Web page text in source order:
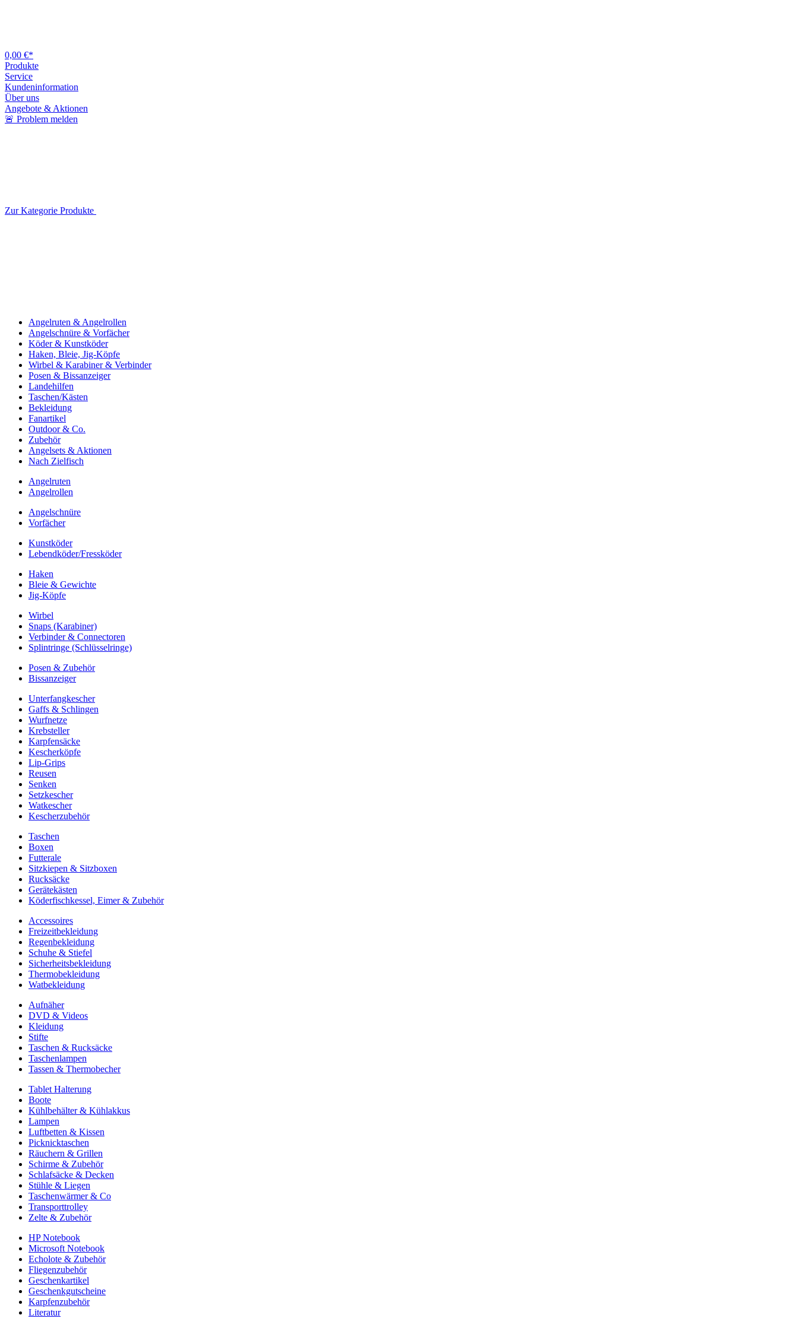
0,00 €*
Produkte
Service
Kundeninformation
Über uns
Angebote & Aktionen
🚨 Problem melden
Zur Kategorie Produkte
Angelruten & Angelrollen
Angelschnüre & Vorfächer
Köder & Kunstköder
Haken, Bleie, Jig-Köpfe
Wirbel & Karabiner & Verbinder
Posen & Bissanzeiger
Landehilfen
Taschen/Kästen
Bekleidung
Fanartikel
Outdoor & Co.
Zubehör
Angelsets & Aktionen
Nach Zielfisch
Angelruten
Angelrollen
Angelschnüre
Vorfächer
Kunstköder
Lebendköder/Fressköder
Haken
Bleie & Gewichte
Jig-Köpfe
Wirbel
Snaps (Karabiner)
Verbinder & Connectoren
Splintringe (Schlüsselringe)
Posen & Zubehör
Bissanzeiger
Unterfangkescher
Gaffs & Schlingen
Wurfnetze
Krebsteller
Karpfensäcke
Kescherköpfe
Lip-Grips
Reusen
Senken
Setzkescher
Watkescher
Kescherzubehör
Taschen
Boxen
Futterale
Sitzkiepen & Sitzboxen
Rucksäcke
Gerätekästen
Köderfischkessel, Eimer & Zubehör
Accessoires
Freizeitbekleidung
Regenbekleidung
Schuhe & Stiefel
Sicherheitsbekleidung
Thermobekleidung
Watbekleidung
Aufnäher
DVD & Videos
Kleidung
Stifte
Taschen & Rucksäcke
Taschenlampen
Tassen & Thermobecher
Tablet Halterung
Boote
Kühlbehälter & Kühlakkus
Lampen
Luftbetten & Kissen
Picknicktaschen
Räuchern & Grillen
Schirme & Zubehör
Schlafsäcke & Decken
Stühle & Liegen
Taschenwärmer & Co
Transporttrolley
Zelte & Zubehör
HP Notebook
Microsoft Notebook
Echolote & Zubehör
Fliegenzubehör
Geschenkartikel
Geschenkgutscheine
Karpfenzubehör
Literatur